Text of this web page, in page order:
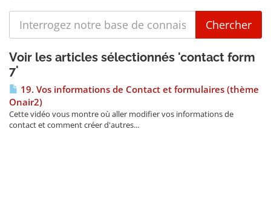
Voir les articles sélectionnés 'contact form
7'
19. Vos informations de Contact et formulaires (thème
Onair2)
Cette vidéo vous montre où aller modifier vos informations de
contact et comment créer d'autres...